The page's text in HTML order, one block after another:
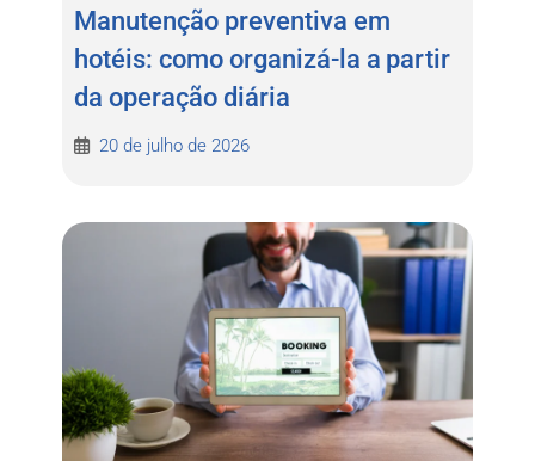
Manutenção preventiva em
hotéis: como organizá-la a partir
da operação diária
20 de julho de 2026